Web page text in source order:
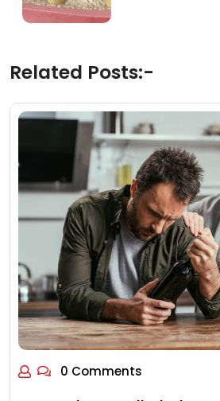
Related Posts:-
0 Comments